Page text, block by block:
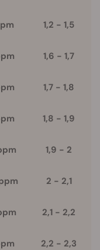
1,2 - 1,5
1,6 - 1,7
1,7 - 1,8
1,8 - 1,9
1,9 - 2
2 - 2,1
2,1 - 2,2
2,2 - 2,3